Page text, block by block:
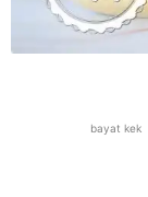
bayat kek